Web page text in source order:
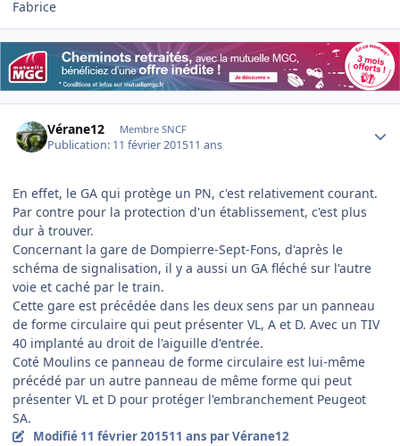
Fabrice
Vérane12 Membre SNCF
Publication: 11 février 201511 ans
En effet, le GA qui protège un PN, c'est relativement courant.
Par contre pour la protection d'un établissement, c'est plus
dur à trouver.
Concernant la gare de Dompierre-Sept-Fons, d'après le
schéma de signalisation, il y a aussi un GA fléché sur l'autre
voie et caché par le train.
Cette gare est précédée dans les deux sens par un panneau
de forme circulaire qui peut présenter VL, A et D. Avec un TIV
40 implanté au droit de l'aiguille d'entrée.
Coté Moulins ce panneau de forme circulaire est lui-même
précédé par un autre panneau de même forme qui peut
présenter VL et D pour protéger l'embranchement Peugeot
SA.
Modifié 11 février 201511 ans par Vérane12